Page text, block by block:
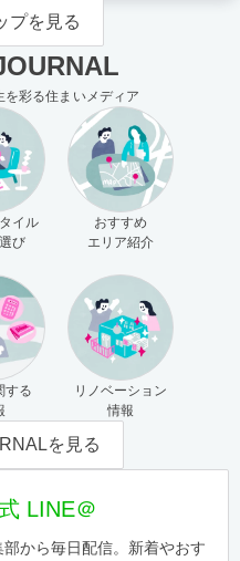
プを見る
を彩る住まいメディア
イル
び
おすすめ
エリア紹介
する
リノベーション
情報
を見る
LINE＠
部から毎日配信。新着やおす